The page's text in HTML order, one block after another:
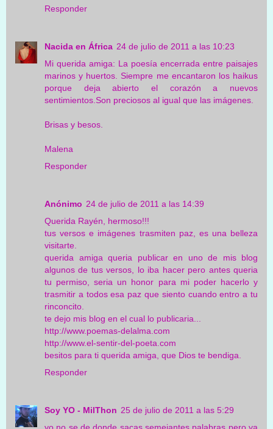
Responder
Nacida en África 24 de julio de 2011 a las 10:23
Mi querida amiga: La poesía encerrada entre paisajes
marinos y huertos. Siempre me encantaron los haikus
porque deja abierto el corazón a nuevos
sentimientos.Son preciosos al igual que las imágenes.
Brisas y besos.
Malena
Responder
Anónimo 24 de julio de 2011 a las 14:39
Querida Rayén, hermoso!!!
tus versos e imágenes trasmiten paz, es una belleza
visitarte.
querida amiga queria publicar en uno de mis blog
algunos de tus versos, lo iba hacer pero antes queria
tu permiso, seria un honor para mi poder hacerlo y
trasmitir a todos esa paz que siento cuando entro a tu
rinconcito.
te dejo mis blog en el cual lo publicaria...
http://www.poemas-delalma.com
http://www.el-sentir-del-poeta.com
besitos para ti querida amiga, que Dios te bendiga.
Responder
Soy YO - MilThon 25 de julio de 2011 a las 5:29
yo no se de donde sacas semejantes palabras pero ya